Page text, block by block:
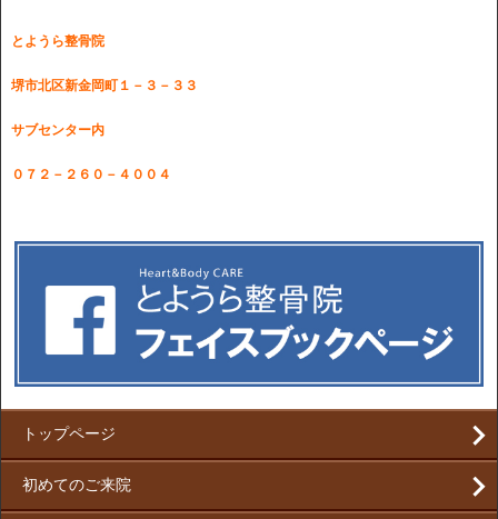
とようら整骨院
堺市北区新金岡町１－３－３３
サブセンター内
０７２－２６０－４００４
トップページ
初めてのご来院